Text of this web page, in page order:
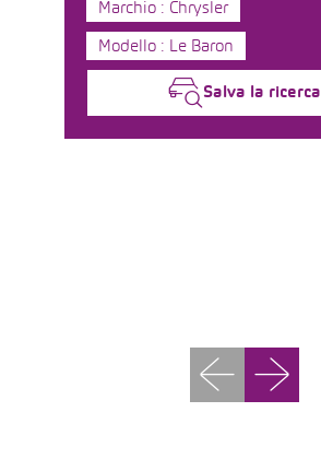
Marchio : Chrysler
Modello : Le Baron
Salva la ricerca